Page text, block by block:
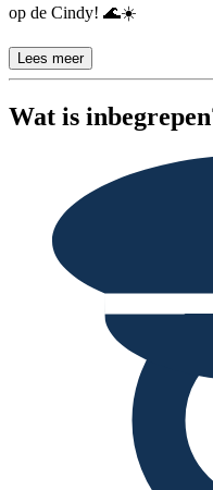
op de Cindy! 🌊☀️
Lees meer
Wat is